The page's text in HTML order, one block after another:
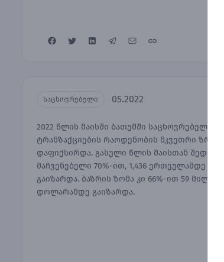
საცხოვრებელი 05.2022
2022 წლის მაისში ბათუმში საცხოვრებელი
ტრანზაქციების რაოდენობის მკვეთრი ზრდა
დაფიქსირდა. გასული წლის მაისთან
მაჩვენებელი 70%-ით, 1,436 ერთეულამდე
გაიზარდა. ბაზრის ზომა კი 66%-ით 59 მილიონ
დოლარამდე გაიზარდა.